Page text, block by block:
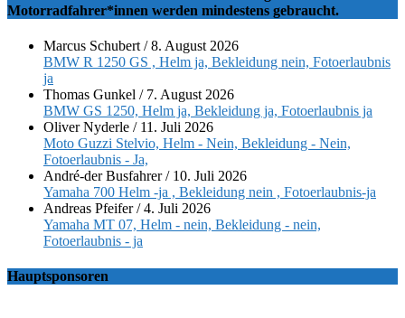
Motorradfahrer*innen werden mindestens gebraucht.
Marcus Schubert /8. August 2026
BMW R 1250 GS , Helm ja, Bekleidung nein, Fotoerlaubnis
ja
Thomas Gunkel / 7. August 2026
BMW GS 1250, Helm ja, Bekleidung ja, Fotoerlaubnis ja
Oliver Nyderle / 11. Juli 2026
Moto Guzzi Stelvio, Helm - Nein, Bekleidung - Nein,
Fotoerlaubnis - Ja,
André-der Busfahrer/ 10. Juli 2026
Yamaha 700 Helm -ja , Bekleidung nein , Fotoerlaubnis-ja
Andreas Pfeifer/4. Juli 2026
Yamaha MT 07, Helm - nein, Bekleidung - nein,
Fotoerlaubnis - ja
Hauptsponsoren